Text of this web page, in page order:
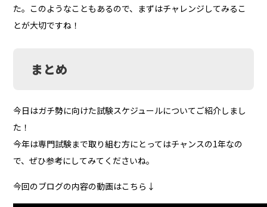
た。このようなこともあるので、まずはチャレンジしてみるこ
とが大切ですね！
まとめ
今日はガチ勢に向けた試験スケジュールについてご紹介しまし
た！
今年は専門試験まで取り組む方にとってはチャンスの1年なの
で、ぜひ参考にしてみてくださいね。
今回のブログの内容の動画はこちら↓